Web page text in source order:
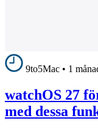
9to5Mac • 1
watchOS 27
med dessa